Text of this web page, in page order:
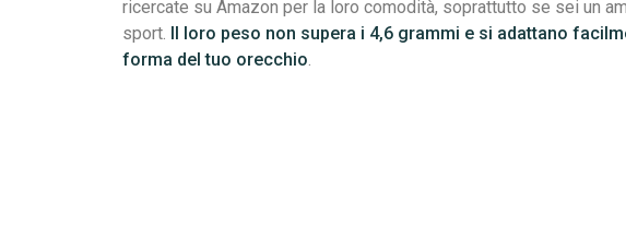
ricercate su Amazon per la loro comodità, soprattutto se sei un
sport. Il loro peso non supera i 4,6 grammi e si adattano
forma del tuo orecchio.